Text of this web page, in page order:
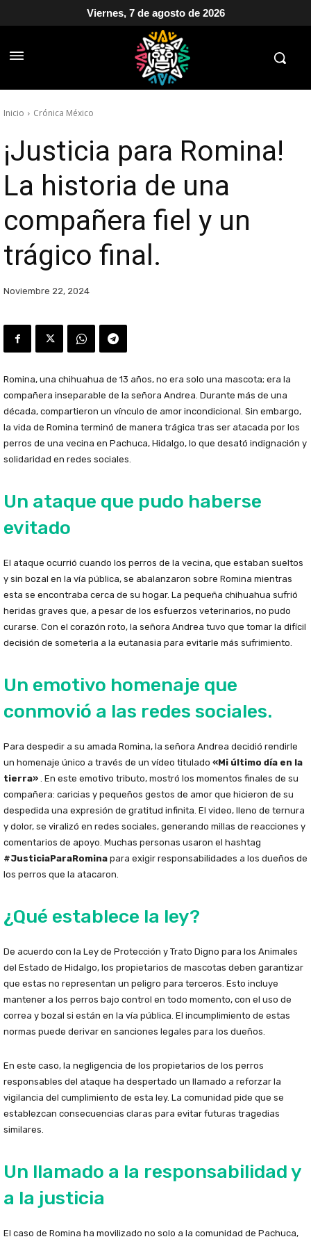
Viernes, 7 de agosto de 2026
Inicio Crónica México
¡Justicia para Romina!
La historia de una
compañera fiel y un
trágico final.
Noviembre 22, 2024
Romina, una chihuahua de 13 años, no era solo una mascota; era la
compañera inseparable de la señora Andrea. Durante más de una
década, compartieron un vínculo de amor incondicional. Sin embargo,
la vida de Romina terminó de manera trágica tras ser atacada por los
perros de una vecina en Pachuca, Hidalgo, lo que desató indignación y
solidaridad en redes sociales.
Un ataque que pudo haberse
evitado
El ataque ocurrió cuando los perros de la vecina, que estaban sueltos
y sin bozal en la vía pública, se abalanzaron sobre Romina mientras
esta se encontraba cerca de su hogar. La pequeña chihuahua sufrió
heridas graves que, a pesar de los esfuerzos veterinarios, no pudo
curarse. Con el corazón roto, la señora Andrea tuvo que tomar la difícil
decisión de someterla a la eutanasia para evitarle más sufrimiento.
Un emotivo homenaje que
conmovió a las redes sociales.
Para despedir a su amada Romina, la señora Andrea decidió rendirle
un homenaje único a través de un vídeo titulado «Mi último día en la
tierra» . En este emotivo tributo, mostró los momentos finales de su
compañera: caricias y pequeños gestos de amor que hicieron de su
despedida una expresión de gratitud infinita. El video, lleno de ternura
y dolor, se viralizó en redes sociales, generando millas de reacciones y
comentarios de apoyo. Muchas personas usaron el hashtag
#JusticiaParaRomina para exigir responsabilidades a los dueños de
los perros que la atacaron.
¿Qué establece la ley?
De acuerdo con la Ley de Protección y Trato Digno para los Animales
del Estado de Hidalgo, los propietarios de mascotas deben garantizar
que estas no representan un peligro para terceros. Esto incluye
mantener a los perros bajo control en todo momento, con el uso de
correa y bozal si están en la vía pública. El incumplimiento de estas
normas puede derivar en sanciones legales para los dueños.
En este caso, la negligencia de los propietarios de los perros
responsables del ataque ha despertado un llamado a reforzar la
vigilancia del cumplimiento de esta ley. La comunidad pide que se
establezcan consecuencias claras para evitar futuras tragedias
similares.
Un llamado a la responsabilidad y
a la justicia
El caso de Romina ha movilizado no solo a la comunidad de Pachuca,